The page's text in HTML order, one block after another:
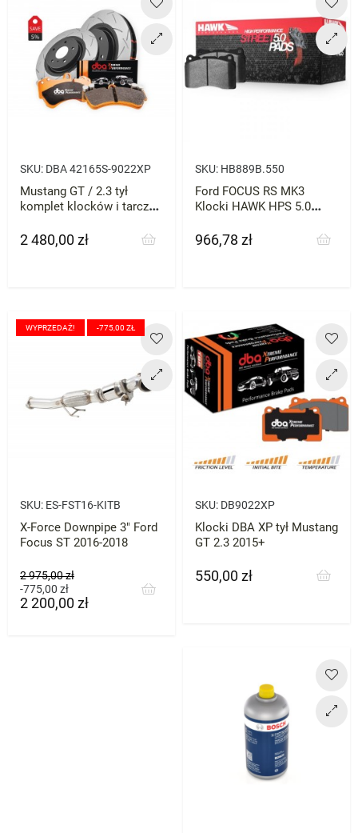
SKU: DBA 42165S-9022XP
Mustang GT / 2.3 tył
komplet klocków i tarcz
Cena
2 480,00 zł
SKU: HB889B.550
Ford FOCUS RS MK3
Klocki HAWK HPS 5.0
Cena
966,78 zł
SKU: ES-FST16-KITB
X-Force Downpipe 3" Ford
Focus ST 2016-2018
Cena
podstawowa
2 975,00 zł
-775,00 złCena
2 200,00 zł
WYPRZEDAŻ! -775,00 ZŁ
SKU: DB9022XP
Klocki DBA XP tył Mustang
GT 2.3 2015+
Cena
550,00 zł